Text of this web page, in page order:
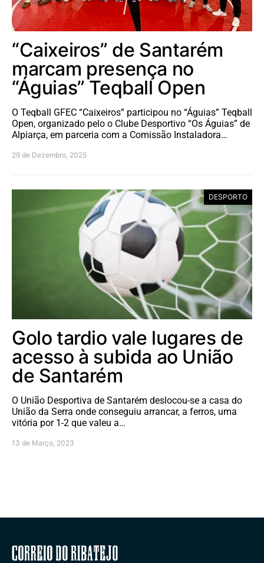
“Caixeiros” de Santarém
marcam presença no
“Águias” Teqball Open
O Teqball GFEC “Caixeiros” participou no “Águias” Teqball
Open, organizado pelo o Clube Desportivo “Os Águias” de
Alpiarça, em parceria com a Comissão Instaladora…
29 de Dezembro, 2025
DESPORTO
Golo tardio vale lugares de
acesso à subida ao União
de Santarém
O União Desportiva de Santarém deslocou-se a casa do
União da Serra onde conseguiu arrancar, a ferros, uma
vitória por 1-2 que valeu a…
13 de Março, 2023
Correio do Ribatejo